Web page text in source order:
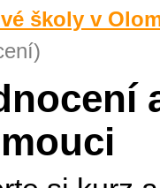
školy v